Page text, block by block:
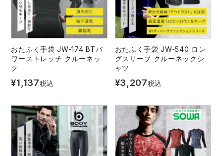
おたふく手袋 JW-174 BTパ
ワーストレッチ クルーネッ
ク
¥1,137税込
おたふく手袋 JW-540 ロン
グスリーブ クルーネックシ
ャツ
¥3,207税込